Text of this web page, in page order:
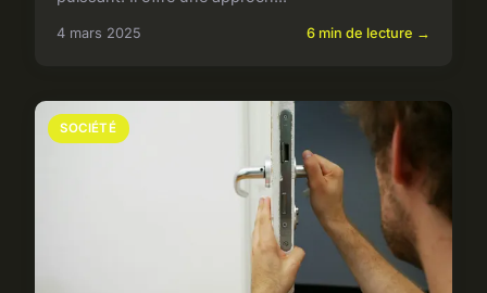
4 mars 2025 6 min de lecture →
SOCIÉTÉ